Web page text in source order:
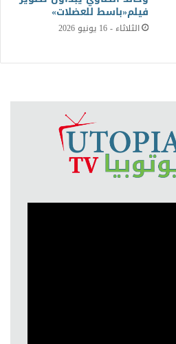
فيلم«باسط للعضلات»
الثلاثاء - 16 يونيو 2026